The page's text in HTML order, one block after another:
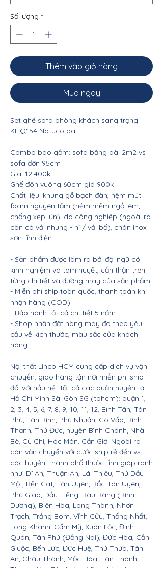
Số lượng *
Thêm vào giỏ hàng
Mua ngay
Set ghế sofa phòng khách sang trọng
KHQ154 Natuco da
Combo bao gồm: sofa băng dài 2m2 vs
sofa đơn 95cm
Giá: 12.400k
Ghế đôn vuông 60cm giá 900k
Chất liệu: khung gỗ bạch đàn, nệm mút
foam nguyên tấm (nệm mềm ngồi êm,
chống xẹp lún), da công nghiệp (ngoài ra
còn có vải nhung - nỉ / vải bố), chân inox
sơn tĩnh điện
- Sản phẩm được làm ra bởi đội ngũ có
kinh nghiệm và tâm huyết, cẩn thận trên
từng chi tiết và đường may của sản phẩm.
- Miễn phí ship toàn quốc, thanh toán khi
nhận hàng (COD)
- Bảo hành tất cả chi tiết 5 năm
- Shop nhận đặt hàng may đo theo yêu
cầu về kích thước, màu sắc của khách
hàng
Nội thất Linco HCM cung cấp dịch vụ vận
chuyển, giao hàng tận nơi miễn phí ship
đối với hầu hết tất cả các quận huyện tại
Hồ Chí Minh Sài Gòn SG (tphcm): quận 1,
2, 3, 4, 5, 6, 7, 8, 9, 10, 11, 12, Bình Tân, Tân
Phú, Tân Bình, Phú Nhuận, Gò Vấp, Bình
Thạnh, Thủ Đức, huyện Bình Chánh, Nhà
Bè, Củ Chi, Hóc Môn, Cần Giờ. Ngoài ra
còn vận chuyển với cước ship rẻ đến vs
các huyện, thành phố thuộc tỉnh giáp ranh
như: Dĩ An, Thuận An, Lái Thiêu, Thủ Dầu
Một, Bến Cát, Tân Uyên, Bắc Tân Uyên,
Phú Giáo, Dầu Tiếng, Bàu Bàng (Bình
Dương), Biên Hòa, Long Thành, Nhơn
Trạch, Trảng Bom, Vĩnh Cửu, Thống Nhất,
Long Khánh, Cẩm Mỹ, Xuân Lộc, Định
Quán, Tân Phú (Đồng Nai), Đức Hòa, Cần
Giuộc, Bến Lức, Đức Huệ, Thủ Thừa, Tân
An, Châu Thành, Mộc Hóa, Tân Thành,